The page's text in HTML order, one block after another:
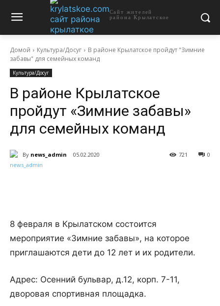
Сайт жителей
района Крылатское
Домой Культура/Досуг
В районе Крылатское пройдут "Зимние
забавы" для семейных команд
Культура/Досуг
В районе Крылатское
пройдут «Зимние забавы»
для семейных команд
By news_admin 05.02.2020 0
721
8 февраля в Крылатском состоится
мероприятие «Зимние забавы», на которое
приглашаются дети до 12 лет и их родители.
Адрес: Осенний бульвар, д.12, корп. 7-11,
дворовая спортивная площадка.